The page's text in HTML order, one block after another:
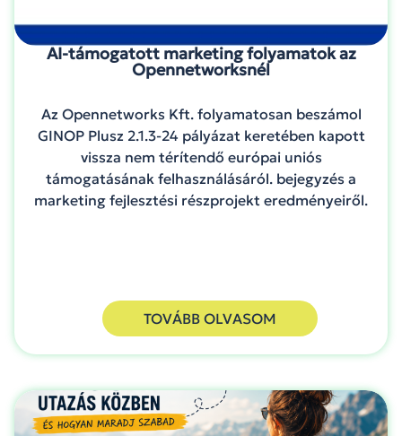
AI-támogatott marketing folyamatok az
Opennetworksnél
Az Opennetworks Kft. folyamatosan beszámol
GINOP Plusz 2.1.3-24 pályázat keretében kapott
vissza nem térítendő európai uniós
támogatásának felhasználásáról. bejegyzés a
marketing fejlesztési részprojekt eredményeiről.
TOVÁBB OLVASOM